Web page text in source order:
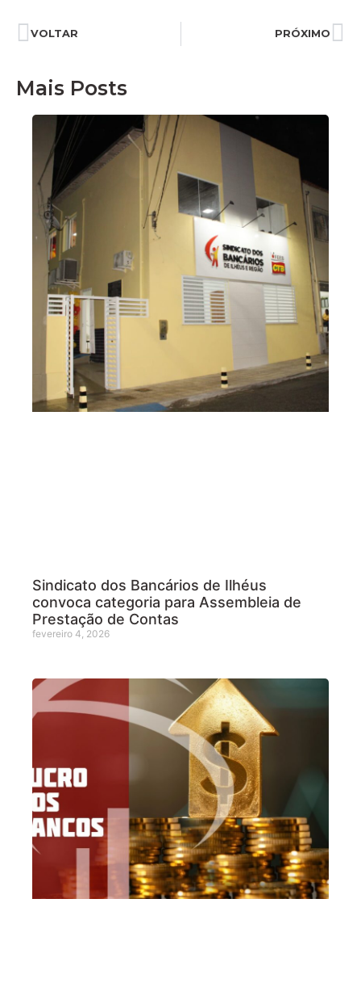
VOLTAR PRÓXIMO
Mais Posts
Sindicato dos Bancários de Ilhéus
convoca categoria para Assembleia de
Prestação de Contas
fevereiro 4, 2026